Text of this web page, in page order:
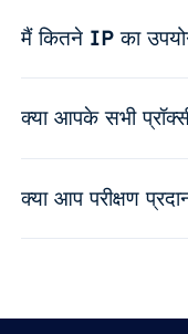
मैं कितने IP का
क्या आपके सभी
क्या आप परीक्षण